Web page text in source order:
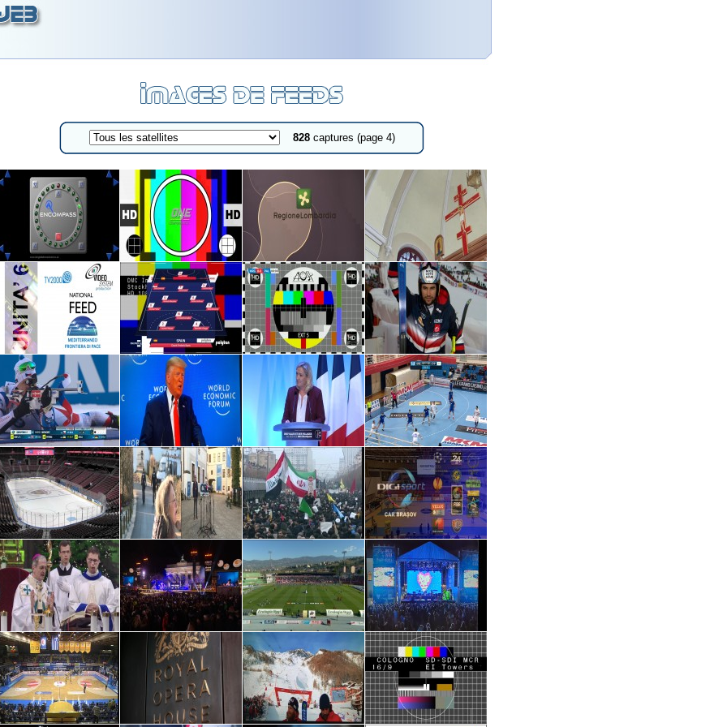
828captures (page 4)